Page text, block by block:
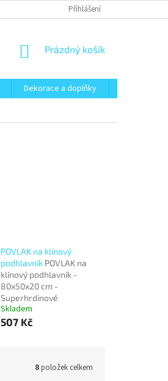
Přihlášení
NÁKUPNÍ
Prázdný košík
Dekorace a doplňky
POVLAK na klínový
podhlavník POVLAK na
klínový podhlavník -
80x50x20 cm -
Superhrdinové
Skladem
507 Kč
8položek celkem